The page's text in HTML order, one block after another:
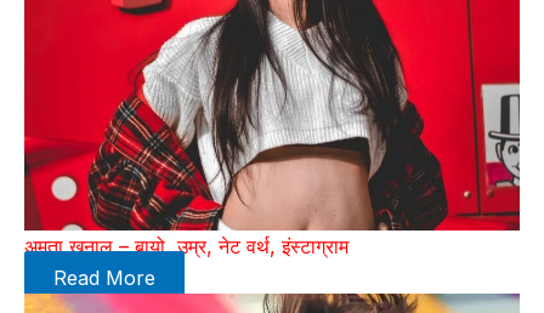
अमृता खनाल – बायो, उम्र, नेट वर्थ, इंस्टाग्राम
Read More